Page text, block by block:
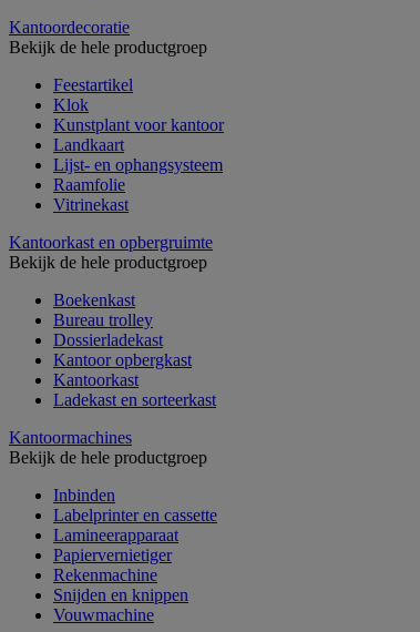
Kantoordecoratie
Bekijk de hele productgroep
Feestartikel
Klok
Kunstplant voor kantoor
Landkaart
Lijst- en ophangsysteem
Raamfolie
Vitrinekast
Kantoorkast en opbergruimte
Bekijk de hele productgroep
Boekenkast
Bureau trolley
Dossierladekast
Kantoor opbergkast
Kantoorkast
Ladekast en sorteerkast
Kantoormachines
Bekijk de hele productgroep
Inbinden
Labelprinter en cassette
Lamineerapparaat
Papiervernietiger
Rekenmachine
Snijden en knippen
Vouwmachine